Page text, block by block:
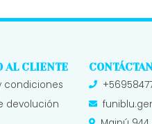
AL CLIENTE
condiciones
devolución